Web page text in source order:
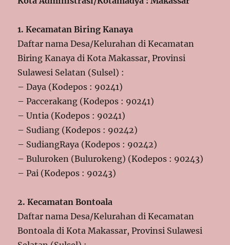
1. Kecamatan Biring Kanaya
Daftar nama Desa/Kelurahan di Kecamatan
Biring Kanaya di Kota Makassar, Provinsi
Sulawesi Selatan (Sulsel) :
– Daya (Kodepos : 90241)
– Paccerakang (Kodepos : 90241)
– Untia (Kodepos : 90241)
– Sudiang (Kodepos : 90242)
– SudiangRaya (Kodepos : 90242)
– Buluroken (Bulurokeng) (Kodepos : 90243)
– Pai (Kodepos : 90243)
2. Kecamatan Bontoala
Daftar nama Desa/Kelurahan di Kecamatan
Bontoala di Kota Makassar, Provinsi Sulawesi